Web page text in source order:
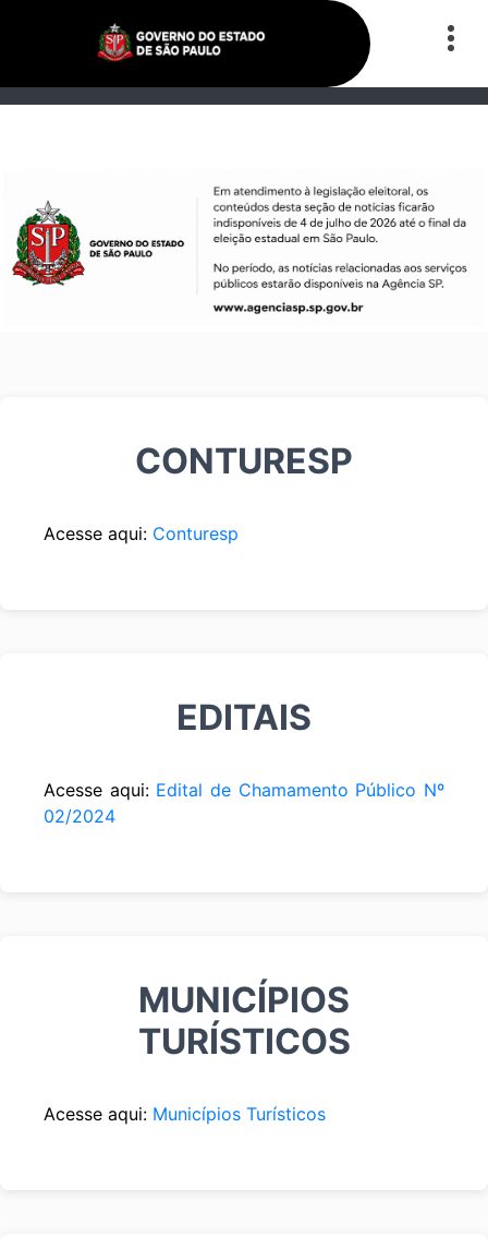
CONTURESP
Acesse aqui: Conturesp
EDITAIS
Acesse aqui: Edital de Chamamento Público Nº
02/2024
MUNICÍPIOS
TURÍSTICOS
Acesse aqui: Municípios Turísticos